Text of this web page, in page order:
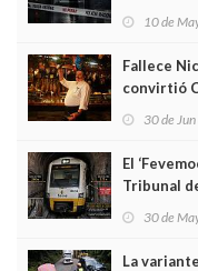
10 de
Fallece
convirtió
30 de
El
Tribunal
30 de
La